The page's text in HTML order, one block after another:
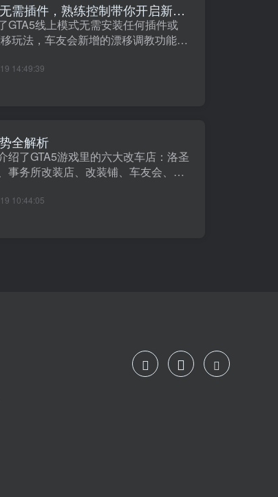
深度解析GTA5线上漂移玩法：无需插件，熟练控制带你开启新世界
GTA5线上模式无需安装任何插件或
玩法，车友会新增的漂移调教功能使
进行改装。推荐使用AE86进行漂移，
14:49:39
全解析
绍了GTA5游戏里的六大改车店：洛圣
事务所改装店、改装铺、车友会、竞
优势以及独特性。文章也介绍了卡珠
10:44:05